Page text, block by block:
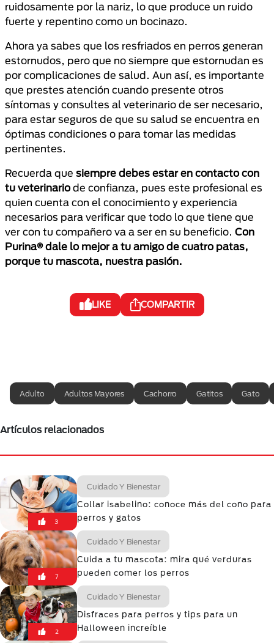
ruidosamente por la nariz, lo que produce un ruido
fuerte y repentino como un bocinazo.
Ahora ya sabes que los resfriados en perros generan
estornudos, pero que no siempre que estornudan es
por complicaciones de salud. Aun así, es importante
que prestes atención cuando presente otros
síntomas y consultes al veterinario de ser necesario,
para estar seguros de que su salud se encuentra en
óptimas condiciones o para tomar las medidas
pertinentes.
Recuerda que siempre debes estar en contacto con
tu veterinariode confianza, pues este profesional es
quien cuenta con el conocimiento y experiencia
necesarios para verificar que todo lo que tiene que
ver con tu compañero va a ser en su beneficio. Con
Purina® dale lo mejor a tu amigo de cuatro patas,
porque tu mascota, nuestra pasión.
LIKE COMPARTIR
Adulto Adultos Mayores Cachorro Gatitos Gato
Artículos relacionados
3
Cuidado Y Bienestar
Collar isabelino: conoce más del cono para
perros y gatos
7
Cuidado Y Bienestar
Cuida a tu mascota: mira qué verduras
pueden comer los perros
2
Cuidado Y Bienestar
Disfraces para perros y tips para un
Halloween increíble